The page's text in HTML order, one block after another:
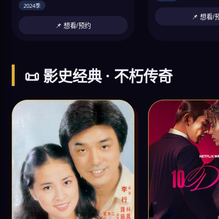
2024季
📌 想看/预约
📌 想看/
📜 影史经典 · 不朽传奇